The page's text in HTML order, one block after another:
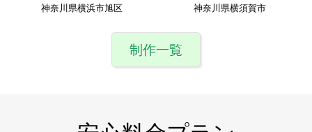
神奈川県横浜市旭区
神奈川県横須賀市
制作一覧